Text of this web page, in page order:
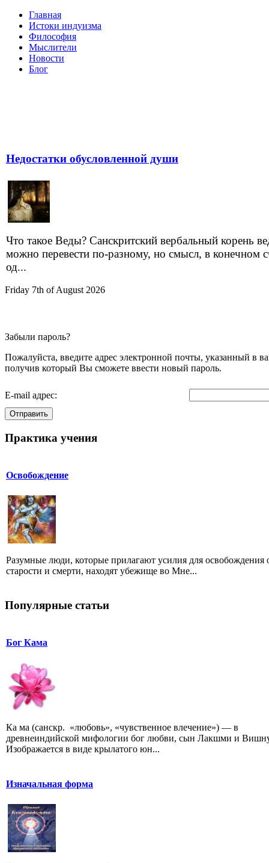
Главная
Истоки индуизма
Философия
Мыслители
Новости
Блог
Недостатки обусловленной души
Что такое Веды? Санскритский вербальный корень
можно перевести по-разному, но смысл, в конечном
од...
Friday 7th of August 2026
Забыли пароль?
Пожалуйста, введите адрес электронной почты, указанный в
получив который Вы сможете ввести новый пароль.
E-mail адрес:
Отправить
Практика учения
Освобождение
Разумные люди, которые прилагают усилия для освобождения
старости и смерти, находят убежище во Мне...
Популярные статьи
Бог Кама
Ка ма (санскр. «любовь», «чувственное влечение») — в
древнеиндийской мифологии бог любви, сын Лакшми и
Изображается в виде крылатого юн...
Изначальная форма